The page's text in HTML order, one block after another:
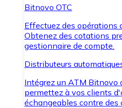
Bitnovo OTC
Effectuez des opérations
Obtenez des cotations
gestionnaire de compte.
Distributeurs
Intégrez un ATM Bitnovo
permettez à vos clients
échangeables contre des